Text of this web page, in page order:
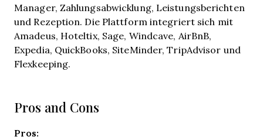
Manager, Zahlungsabwicklung, Leistungsberichten
und Rezeption. Die Plattform integriert sich mit
Amadeus, Hoteltix, Sage, Windcave, AirBnB,
Expedia, QuickBooks, SiteMinder, TripAdvisor und
Flexkeeping.
Pros and Cons
Pros: